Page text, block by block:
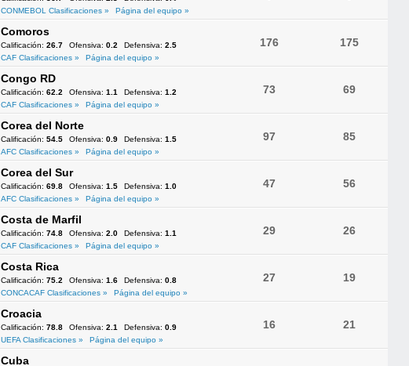
CONMEBOL Clasificaciones »
Página del equipo »
Comoros
Calificación: 26.7 Ofensiva: 0.2 Defensiva: 2.5
CAF Clasificaciones »
Página del equipo »
176 175
Congo RD
Calificación: 62.2 Ofensiva: 1.1 Defensiva: 1.2
CAF Clasificaciones »
Página del equipo »
73 69
Corea del Norte
Calificación: 54.5 Ofensiva: 0.9 Defensiva: 1.5
AFC Clasificaciones »
Página del equipo »
97 85
Corea del Sur
Calificación: 69.8 Ofensiva: 1.5 Defensiva: 1.0
AFC Clasificaciones »
Página del equipo »
47 56
Costa de Marfil
Calificación: 74.8 Ofensiva: 2.0 Defensiva: 1.1
CAF Clasificaciones »
Página del equipo »
29 26
Costa Rica
Calificación: 75.2 Ofensiva: 1.6 Defensiva: 0.8
CONCACAF Clasificaciones »
Página del equipo »
27 19
Croacia
Calificación: 78.8 Ofensiva: 2.1 Defensiva: 0.9
UEFA Clasificaciones »
Página del equipo »
16 21
Cuba